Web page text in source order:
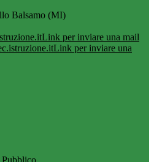
Balsamo (MI)
Link per inviare una mail
Link per inviare una